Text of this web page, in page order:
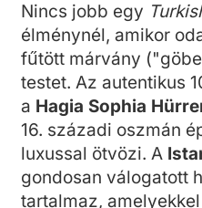
Nincs jobb egy
élménynél, amikor
fűtött márvány
testet. Az autentikus
a Hagia Sophia
16. századi oszmán
luxussal ötvözi. A
gondosan válogatott
tartalmaz,